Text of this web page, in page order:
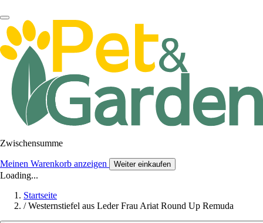
Zwischensumme
Meinen Warenkorb anzeigen Weiter einkaufen
Loading...
Startseite
/ Westernstiefel aus Leder Frau Ariat Round Up Remuda